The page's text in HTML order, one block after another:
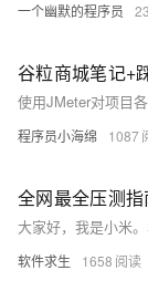
一个幽默的程序员
程序员小海绵 1087
全网最全压测
软件求生 1658